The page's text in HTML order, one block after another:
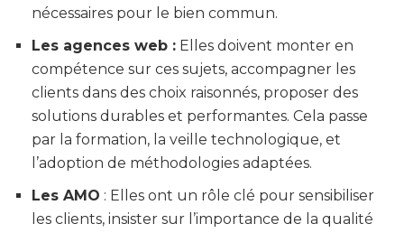
nécessaires pour le bien commun.
Les agences web : Elles doivent monter en
compétence sur ces sujets, accompagner les
clients dans des choix raisonnés, proposer des
solutions durables et performantes. Cela passe
par la formation, la veille technologique, et
l’adoption de méthodologies adaptées.
Les AMO : Elles ont un rôle clé pour sensibiliser
les clients, insister sur l’importance de la qualité